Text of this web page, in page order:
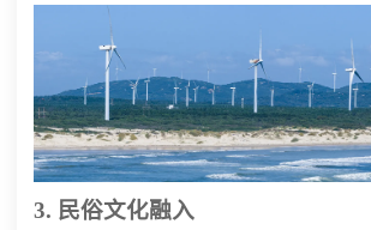
3. 民俗文化融入